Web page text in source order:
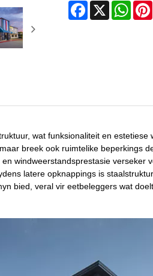
Facebook
X
wat funksionaliteit en estetiese
breek ook ruimtelike beperkings
windweerstandsprestasie verseker
latere opknappings is
bied, veral vir eetbeleggers wat